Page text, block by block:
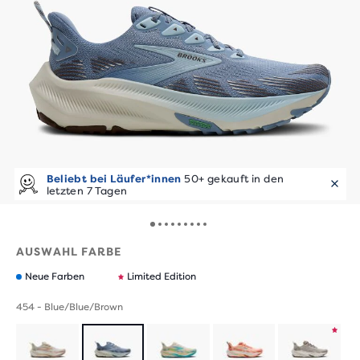
Beliebt bei Läufer*innen 50+ gekauft in den
letzten 7 Tagen
AUSWAHL FARBE
Neue Farben Limited Edition
454 - Blue/Blue/Brown